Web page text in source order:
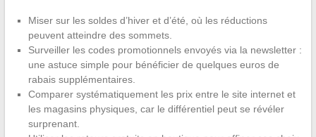
Miser sur les soldes d’hiver et d’été, où les réductions
peuvent atteindre des sommets.
Surveiller les codes promotionnels envoyés via la newsletter :
une astuce simple pour bénéficier de quelques euros de
rabais supplémentaires.
Comparer systématiquement les prix entre le site internet et
les magasins physiques, car le différentiel peut se révéler
surprenant.